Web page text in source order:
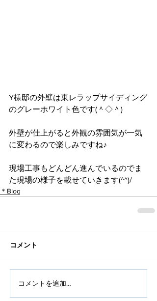
Y様邸の外壁は東レラップサイディング
のグレーホワイト色です(＾◇＾)
外壁が仕上がると外観の雰囲気が一気
に変わるので楽しみですね♪
現場工事もどんどん進んでいるのでま
た現場の様子を載せていきます(^^)/
＊Blog
コメント
コメントを追加…